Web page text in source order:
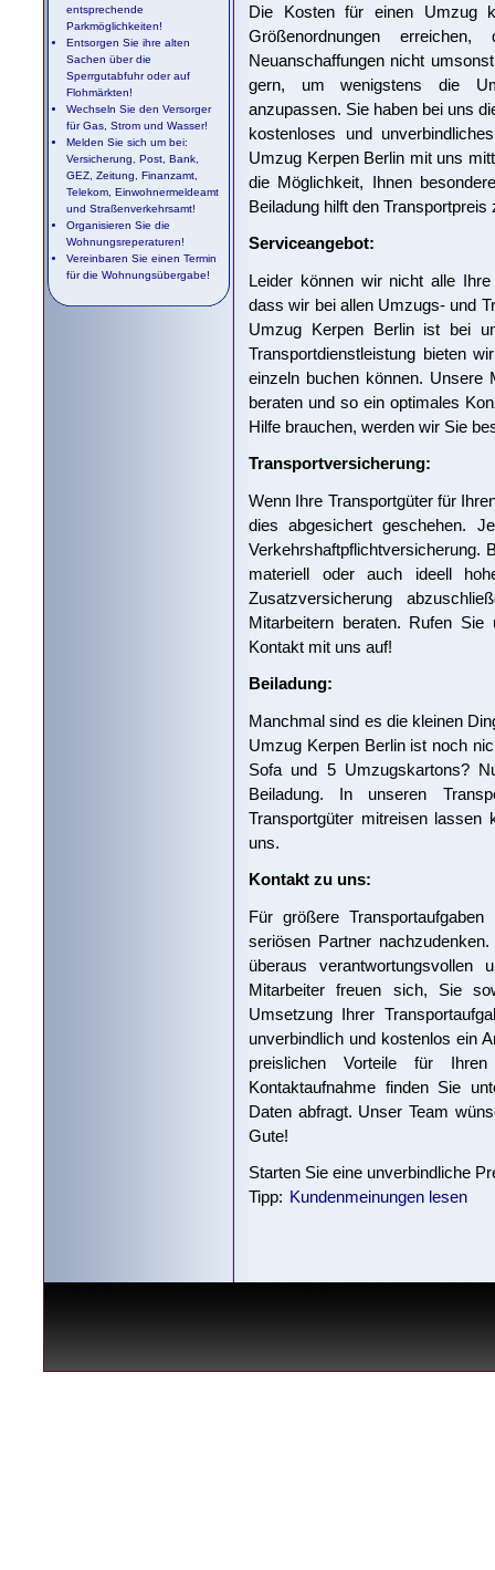
Die Kosten für einen Umzug
Größenordnungen
Neuanschaffungen nicht
gern, um wenigstens die
anzupassen. Sie haben bei uns
kostenloses und
Umzug Kerpen Berlin mit uns
die Möglichkeit, Ihnen
Beiladung hilft den
Serviceangebot:
Leider können wir nicht alle
dass wir bei allen Umzugs- und
Umzug Kerpen Berlin ist bei
Transportdienstleistung bieten
einzeln buchen können. Unsere
beraten und so ein optimales
Hilfe brauchen, werden wir Sie
Transportversicherung:
Wenn Ihre Transportgüter für
dies abgesichert geschehen.
Verkehrshaftpflichtversicherung.
materiell oder auch ideell
Zusatzversicherung
Mitarbeitern beraten. Rufen
Kontakt mit uns auf!
Beiladung:
Manchmal sind es die kleinen
Umzug Kerpen Berlin ist noch
Sofa und 5 Umzugskartons?
Beiladung. In unseren
Transportgüter mitreisen
uns.
Kontakt zu uns:
Für größere
seriösen Partner
überaus verantwortungsvollen
Mitarbeiter freuen sich, Sie
Umsetzung Ihrer
unverbindlich und kostenlos ein
preislichen Vorteile für
Kontaktaufnahme finden Sie
Daten abfragt. Unser Team
Gute!
Starten Sie eine unverbindliche
Tipp: Kundenmeinungen lesen
entsprechende
Parkmöglichkeiten!
Entsorgen Sie ihre alten
Sachen über die
Sperrgutabfuhr oder auf
Flohmärkten!
Wechseln Sie den Versorger
für Gas, Strom und Wasser!
Melden Sie sich um bei:
Versicherung, Post, Bank,
GEZ, Zeitung, Finanzamt,
Telekom, Einwohnermeldeamt
und Straßenverkehrsamt!
Organisieren Sie die
Wohnungsreperaturen!
Vereinbaren Sie einen Termin
für die Wohnungsübergabe!